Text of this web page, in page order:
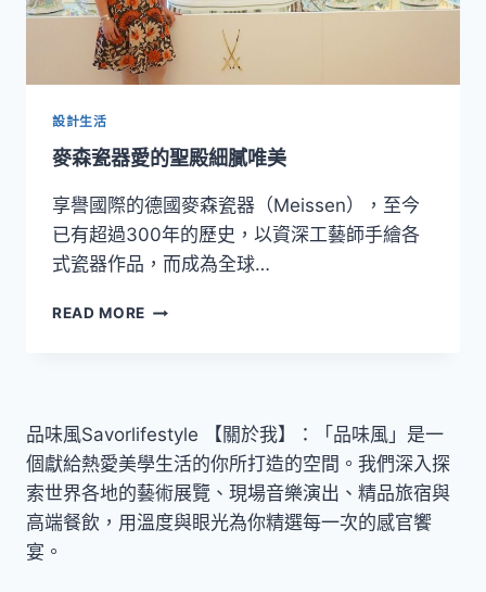
設計生活
麥森瓷器愛的聖殿細膩唯美
享譽國際的德國麥森瓷器（Meissen），至今
已有超過300年的歷史，以資深工藝師手繪各
式瓷器作品，而成為全球…
READ MORE 麥
聖
殿
細
膩
唯
品味風Savorlifestyle 【關於我】：「品味風」是一
個獻給熱愛美學生活的你所打造的空間。我們深入探
索世界各地的藝術展覽、現場音樂演出、精品旅宿與
高端餐飲，用溫度與眼光為你精選每一次的感官饗
宴。